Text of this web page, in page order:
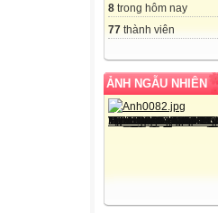
8 trong hôm nay
77 thành viên
ẢNH NGẪU NHIÊN